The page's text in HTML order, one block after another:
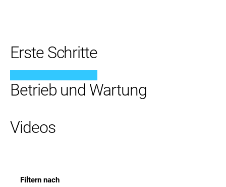
Erste Schritte
Betrieb und Wartung
Videos
Filtern nach